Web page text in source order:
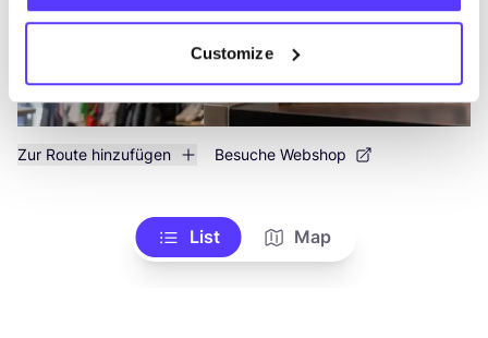
Customize
Zur Route hinzufügen Besuche Webshop
List Map